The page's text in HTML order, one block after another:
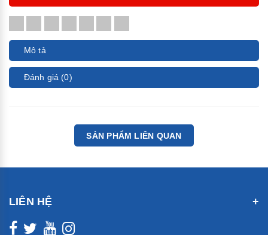
Mô tả
Đánh giá (0)
SẢN PHẨM LIÊN QUAN
LIÊN HỆ